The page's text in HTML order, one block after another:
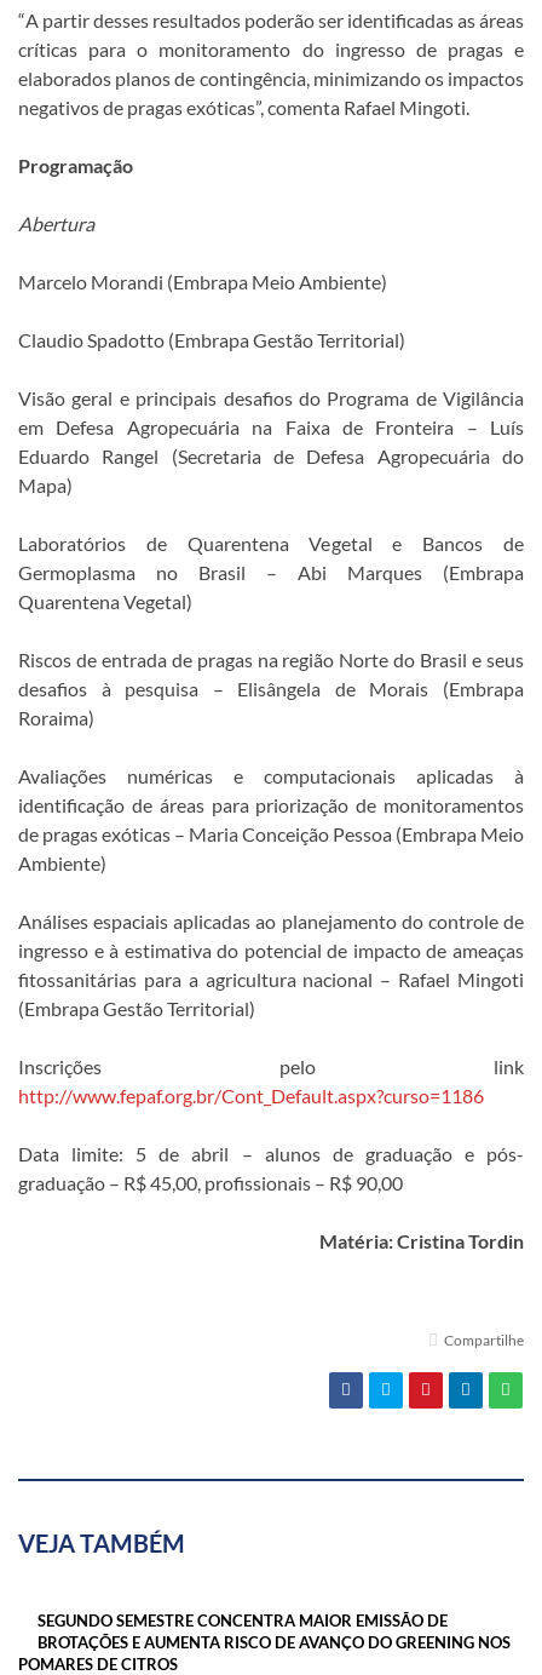
“A partir desses resultados poderão ser identificadas as áreas
críticas para o monitoramento do ingresso de pragas e
elaborados planos de contingência, minimizando os impactos
negativos de pragas exóticas”, comenta Rafael Mingoti.
Programação
Abertura
Marcelo Morandi (Embrapa Meio Ambiente)
Claudio Spadotto (Embrapa Gestão Territorial)
Visão geral e principais desafios do Programa de Vigilância
em Defesa Agropecuária na Faixa de Fronteira – Luís
Eduardo Rangel (Secretaria de Defesa Agropecuária do
Mapa)
Laboratórios de Quarentena Vegetal e Bancos de
Germoplasma no Brasil – Abi Marques (Embrapa
Quarentena Vegetal)
Riscos de entrada de pragas na região Norte do Brasil e seus
desafios à pesquisa – Elisângela de Morais (Embrapa
Roraima)
Avaliações numéricas e computacionais aplicadas à
identificação de áreas para priorização de monitoramentos
de pragas exóticas – Maria Conceição Pessoa (Embrapa Meio
Ambiente)
Análises espaciais aplicadas ao planejamento do controle de
ingresso e à estimativa do potencial de impacto de ameaças
fitossanitárias para a agricultura nacional – Rafael Mingoti
(Embrapa Gestão Territorial)
Inscrições pelo link
http://www.fepaf.org.br/Cont_Default.aspx?curso=1186
Data limite: 5 de abril – alunos de graduação e pós-
graduação – R$ 45,00, profissionais – R$ 90,00
Matéria: Cristina Tordin
Compartilhe
VEJA TAMBÉM
SEGUNDO SEMESTRE CONCENTRA MAIOR EMISSÃO DE
BROTAÇÕES E AUMENTA RISCO DE AVANÇO DO GREENING NOS
POMARES DE CITROS